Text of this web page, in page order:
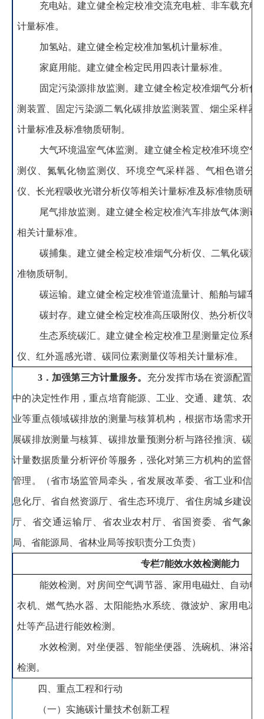
充电站。建立健全检定校准交流充电桩、非车载充电
计量标准。
加氢站。 建立健全检定校准加氢机计量标准。
家庭用能。 建立健全检定民用四表计量标准。
固定污染源排放监测 。建立健全检定校准烟气分析仪
测装置、固定污染源二氧化碳排放监测装置、烟尘采样器
计量标准及标准物质研制。
大气环境温室气体监测 。 建立健全检定校准环境空气
测仪、氮氧化物监测仪、环境空气采样器、气相色谱分
仪、长光程吸收光谱分析仪等相关计量标准及标准物质研制
尾气排放监测 。 建立健全检定校准汽车排放气体测试
相关计量标准。
碳捕集。建立健全检定校准烟气分析仪、二氧化碳测
准物质研制。
碳运输。 建立健全检定校准管道流量计、船舶与罐车
碳封存。 建立健全检定校准高压吸附仪、热分析仪等
生态系统碳汇 。 建立健全检定校准卫星测量定位系统
仪、红外遥感光谱、碳同位素测量仪等相关计量标准。
3．加强第三方计量服务。 充分发挥市场在资源配置
中的决定性作用 ， 重点培育能源、工业、交通、建筑、农
业等重点领域碳排放的测量与核算机构，根据市场需求开
展碳排放测量与核算、碳排放量预测分析与路径推演、碳
计量数据质量分析评价等服务 ， 强化对第三方机构的监督
管理。 （省市场监管局牵头 ，省发展改革委、省工业和信
息化厅、省自然资源厅、省生态环境厅、省住房城乡建设
厅、省交通运输厅、省农业农村厅、省国资委、省气象
局、省能源局、省林业局等按职责分工负责）
专栏7能效水效检测能力
能效检测 。 对房间空气调节器、家用电磁灶、自动电
衣机、燃气热水器、太阳能热水系统、微波炉、家用电冰
灶等产品进行能效检测。
水效检测 。 对坐便器、智能坐便器、洗碗机、淋浴器
检测 。
四、重点工程和行动
（一）实施碳计量技术创新工程